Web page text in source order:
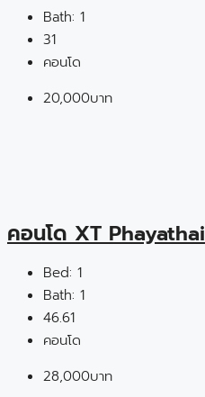
Bath: 1
31
คอนโด
20,000บาท
คอนโด XT Phayathai
Bed: 1
Bath: 1
46.61
คอนโด
28,000บาท